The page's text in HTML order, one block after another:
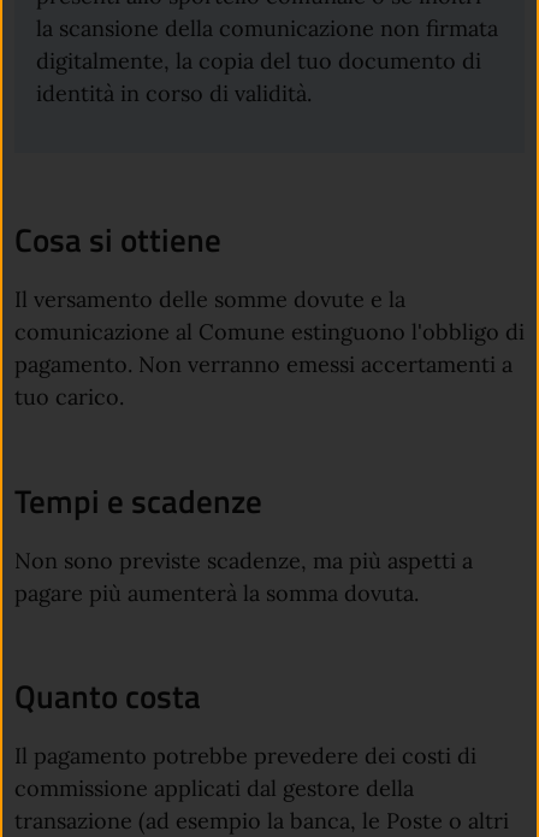
la scansione della comunicazione non firmata
digitalmente, la copia del tuo documento di
identità in corso di validità.
Cosa si ottiene
Il versamento delle somme dovute e la
comunicazione al Comune estinguono l'obbligo di
pagamento. Non verranno emessi accertamenti a
tuo carico.
Tempi e scadenze
Non sono previste scadenze, ma più aspetti a
pagare più aumenterà la somma dovuta.
Quanto costa
Il pagamento potrebbe prevedere dei costi di
commissione applicati dal gestore della
transazione (ad esempio la banca, le Poste o altri